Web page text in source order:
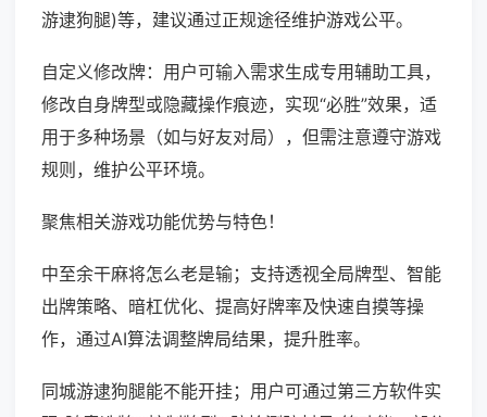
游逮狗腿)等，建议通过正规途径维护游戏公平。
自定义修改牌：用户可输入需求生成专用辅助工具，
修改自身牌型或隐藏操作痕迹，实现“必胜”效果，适
用于多种场景（如与好友对局），但需注意遵守游戏
规则，维护公平环境。
聚焦相关游戏功能优势与特色！
中至余干麻将怎么老是输；支持透视全局牌型、智能
出牌策略、暗杠优化、提高好牌率及快速自摸等操
作，通过AI算法调整牌局结果，提升胜率。
同城游逮狗腿能不能开挂；用户可通过第三方软件实